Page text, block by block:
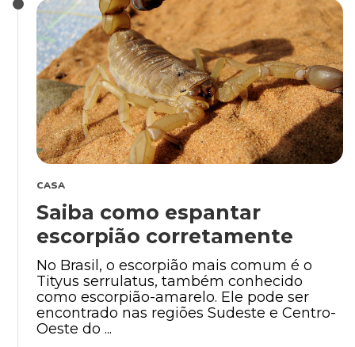
Outros Pets
Casa & Piscina
Jardinagem
Institucional
CASA
Saiba como espantar
escorpião corretamente
No Brasil, o escorpião mais comum é o
Tityus serrulatus, também conhecido
como escorpião-amarelo. Ele pode ser
encontrado nas regiões Sudeste e Centro-
Oeste do ...